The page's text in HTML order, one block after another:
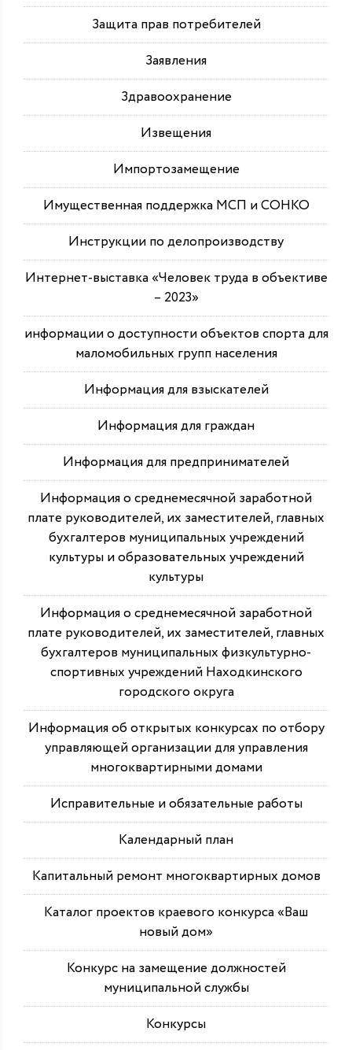
Защита прав потребителей
Заявления
Здравоохранение
Извещения
Импортозамещение
Имущественная поддержка МСП и СОНКО
Инструкции по делопроизводству
Интернет-выставка «Человек труда в объективе
– 2023»
информации о доступности объектов спорта для
маломобильных групп населения
Информация для взыскателей
Информация для граждан
Информация для предпринимателей
Информация о среднемесячной заработной
плате руководителей, их заместителей, главных
бухгалтеров муниципальных учреждений
культуры и образовательных учреждений
культуры
Информация о среднемесячной заработной
плате руководителей, их заместителей, главных
бухгалтеров муниципальных физкультурно-
спортивных учреждений Находкинского
городского округа
Информация об открытых конкурсах по отбору
управляющей организации для управления
многоквартирными домами
Исправительные и обязательные работы
Календарный план
Капитальный ремонт многоквартирных домов
Каталог проектов краевого конкурса «Ваш
новый дом»
Конкурс на замещение должностей
муниципальной службы
Конкурсы